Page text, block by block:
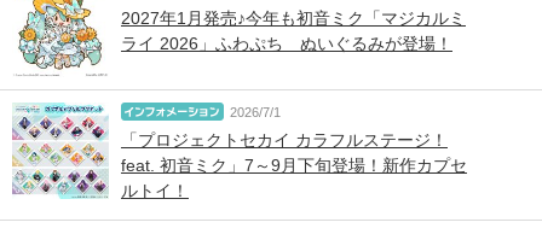
2027年1月発売♪今年も初音ミク「マジカルミ
ライ 2026」ふわぷち ぬいぐるみが登場！
2026/7/1
「プロジェクトセカイ カラフルステージ！
feat. 初音ミク」7～9月下旬登場！新作カプセ
ルトイ！